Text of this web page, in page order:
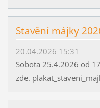
Stavění májky
20.04.2026 15:31
Sobota 25.4.2026 od
zde.